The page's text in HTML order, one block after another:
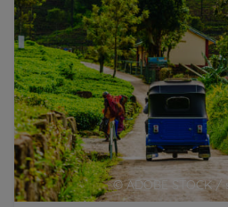
© ADOBE STOCK /